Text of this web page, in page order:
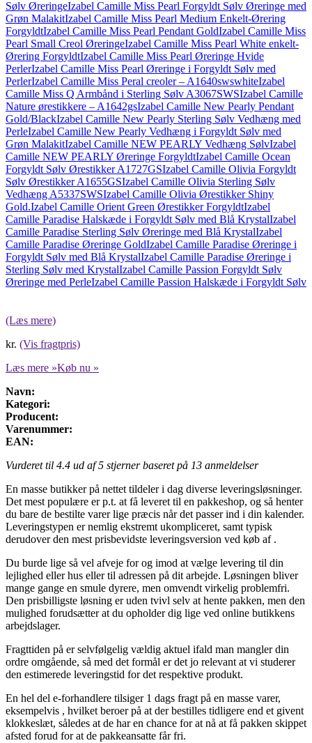
Sølv ØreringeIzabel Camille Miss Pearl Forgyldt Sølv Øreringe med
Grøn MalakitIzabel Camille Miss Pearl Medium Enkelt-Ørering
ForgyldtIzabel Camille Miss Pearl Pendant GoldIzabel Camille Miss
Pearl Small Creol ØreringeIzabel Camille Miss Pearl White enkelt-
Ørering ForgyldtIzabel Camille Miss Pearl Øreringe Hvide
PerlerIzabel Camille Miss Pearl Øreringe i Forgyldt Sølv med
PerlerIzabel Camille Miss Peral creoler – A1640swswhiteIzabel
Camille Miss Q Armbånd i Sterling Sølv A3067SWSIzabel Camille
Nature ørestikkere – A1642gsIzabel Camille New Pearly Pendant
Gold/BlackIzabel Camille New Pearly Sterling Sølv Vedhæng med
PerleIzabel Camille New Pearly Vedhæng i Forgyldt Sølv med
Grøn MalakitIzabel Camille NEW PEARLY Vedhæng SølvIzabel
Camille NEW PEARLY Øreringe ForgyldtIzabel Camille Ocean
Forgyldt Sølv Ørestikker A1727GSIzabel Camille Olivia Forgyldt
Sølv Ørestikker A1655GSIzabel Camille Olivia Sterling Sølv
Vedhæng A5337SWSIzabel Camille Olivia Ørestikker Shiny
Gold.Izabel Camille Orient Green Ørestikker ForgyldtIzabel
Camille Paradise Halskæde i Forgyldt Sølv med Blå KrystalIzabel
Camille Paradise Sterling Sølv Øreringe med Blå KrystalIzabel
Camille Paradise Øreringe GoldIzabel Camille Paradise Øreringe i
Forgyldt Sølv med Blå KrystalIzabel Camille Paradise Øreringe i
Sterling Sølv med KrystalIzabel Camille Passion Forgyldt Sølv
Øreringe med PerleIzabel Camille Passion Halskæde i Forgyldt Sølv
(Læs mere)
kr. (Vis fragtpris)
Læs mere »Køb nu »
Navn:
Kategori:
Producent:
Varenummer:
EAN:
Vurderet til 4.4 ud af 5 stjerner baseret på 13 anmeldelser
En masse butikker på nettet tildeler i dag diverse leveringsløsninger.
Det mest populære er p.t. at få leveret til en pakkeshop, og så henter
du bare de bestilte varer lige præcis når det passer ind i din kalender.
Leveringstypen er nemlig ekstremt ukompliceret, samt typisk
derudover den mest prisbevidste leveringsversion ved køb af .
Du burde lige så vel afveje for og imod at vælge levering til din
lejlighed eller hus eller til adressen på dit arbejde. Løsningen bliver
mange gange en smule dyrere, men omvendt virkelig problemfri.
Den prisbilligste løsning er uden tvivl selv at hente pakken, men den
mulighed forudsætter at du opholder dig lige ved online butikkens
arbejdslager.
Fragttiden på er selvfølgelig vældig aktuel ifald man mangler din
ordre omgående, så med det formål er det jo relevant at vi studerer
den estimerede leveringstid for det respektive produkt.
En hel del e-forhandlere tilsiger 1 dags fragt på en masse varer,
eksempelvis , hvilket beroer på at der bestilles tidligere end et givent
klokkeslæt, således at de har en chance for at nå at få pakken skippet
afsted forud for at de pakkeansatte får fri.